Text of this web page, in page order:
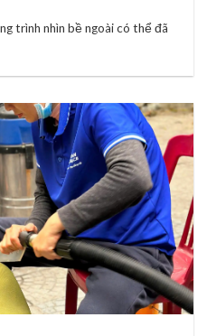
trình nhìn bề ngoài có thể đã